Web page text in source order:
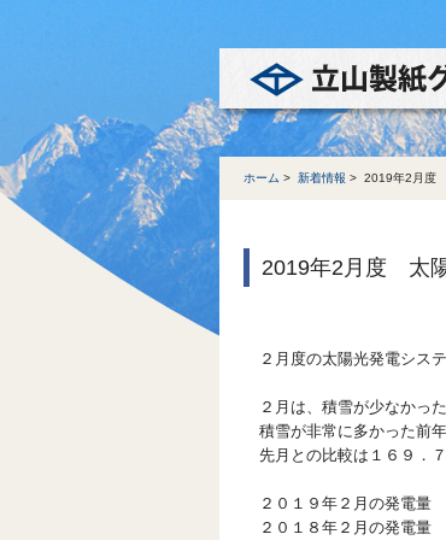
ホーム > 新着情報 > 2019年2月度
2019年2月度 太
２月度の太陽光発電シス
２月は、積雪が少なかっ
積雪が非常に多かった前
先月との比較は１６９．７
２０１９年２月の発電
２０１８年２月の発電